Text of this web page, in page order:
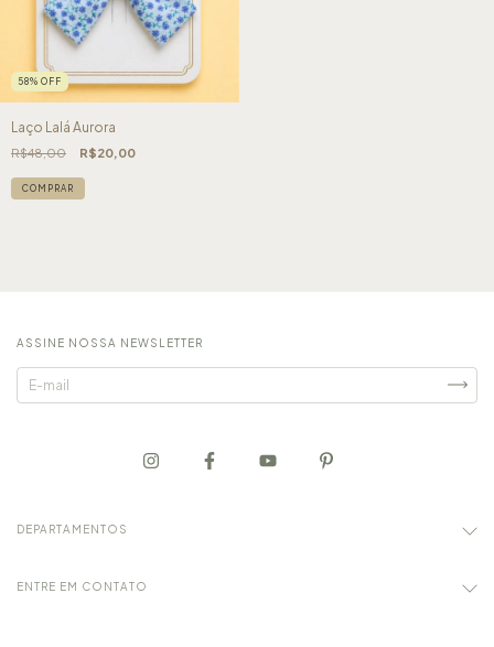
58% OFF
Laço Lalá Aurora
R$48,00 R$20,00
COMPRAR
ASSINE NOSSA NEWSLETTER
DEPARTAMENTOS
ENTRE EM CONTATO